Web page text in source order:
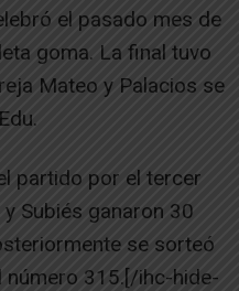
el pasado mes de
goma. La final tuvo
Mateo y Palacios se
partido por el tercer
Subiés ganaron 30
se sorteó
número 315.[/ihc-hide-